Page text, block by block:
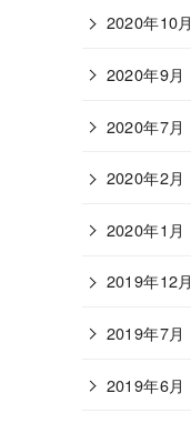
2020年10月
2020年9月
2020年7月
2020年2月
2020年1月
2019年12月
2019年7月
2019年6月